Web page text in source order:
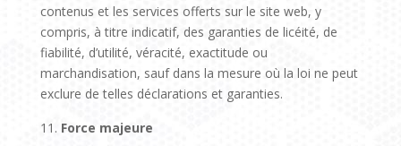
contenus et les services offerts sur le site web, y
compris, à titre indicatif, des garanties de licéité, de
fiabilité, d’utilité, véracité, exactitude ou
marchandisation, sauf dans la mesure où la loi ne peut
exclure de telles déclarations et garanties.
Force majeure